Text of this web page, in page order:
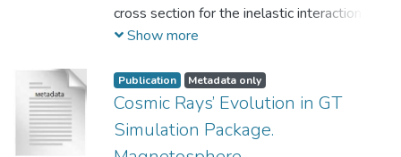
Андрей Георгиевич;Колдобский,
Сергей Александрович
Рустам Фаритович
cross section for the inelastic interaction of
protons with tungsten in the energy range
data of the PAMELA space experiment. It
was intended for the precision
measurements of the cosmic ray fluxes of
different nature and include a set of
Show more
Publication Metadata only
Cosmic Rays’ Evolution in GT
Simulation Package.